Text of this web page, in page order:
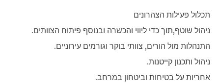
תכלול פעילות הצהרונים
ניהול שוטף,תוך כדי ליווי והכשרה ובנוסף פיתוח הצוותים.
התנהלות מול הורים, צוותי בוקר וגורמים עירוניים.
ניהול ותכנון קייטנות.
אחריות על בטיחות וביטחון במרחב.